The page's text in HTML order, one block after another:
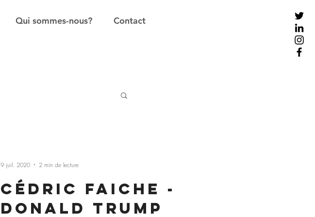
Qui sommes-nous? Contact
Cédric Faiche -
Donald Trump
9 juil. 2020 2 min de lecture